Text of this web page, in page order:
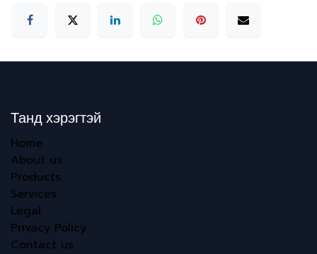
Танд хэрэгтэй
Home
About us
Products
Services
Legal
Privacy Policy
Contact us